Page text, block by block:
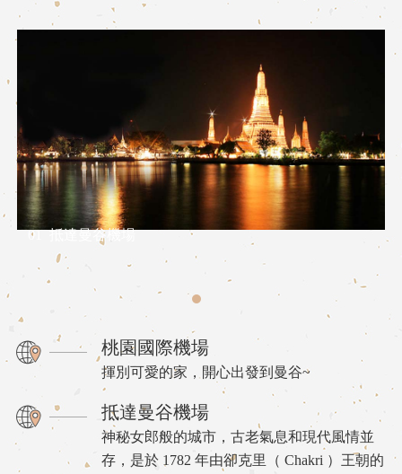
01 抵達曼谷機場
桃園國際機場
揮別可愛的家，開心出發到曼谷~
抵達曼谷機場
神秘女郎般的城市，古老氣息和現代風情並
存，是於 1782 年由卻克里（ Chakri ）王朝的